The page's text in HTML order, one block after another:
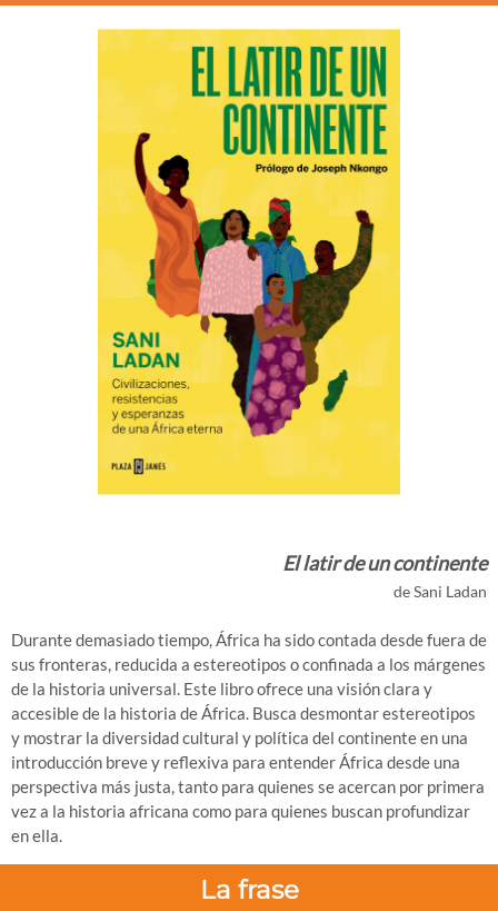
El latir de un continente
de Sani Ladan
Durante demasiado tiempo, África ha sido contada desde fuera de
sus fronteras, reducida a estereotipos o confinada a los márgenes
de la historia universal. Este libro ofrece una visión clara y
accesible de la historia de África. Busca desmontar estereotipos
y mostrar la diversidad cultural y política del continente en una
introducción breve y reflexiva para entender África desde una
perspectiva más justa, tanto para quienes se acercan por primera
vez a la historia africana como para quienes buscan profundizar
en ella.
La frase